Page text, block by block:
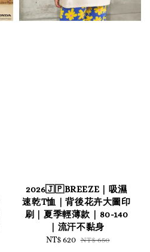
2026🇯🇵BREEZE｜吸濕
速乾T恤｜背後花卉大圖印
刷｜夏季輕薄款｜80-140
｜流汗不黏身
Sale
NT$ 620 Regular
NT$ 650